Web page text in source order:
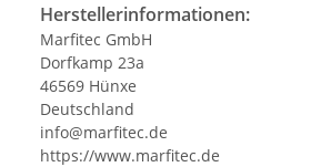
Herstellerinformationen:
Marfitec GmbH
Dorfkamp 23a
46569 Hünxe
Deutschland
info@marfitec.de
https://www.marfitec.de